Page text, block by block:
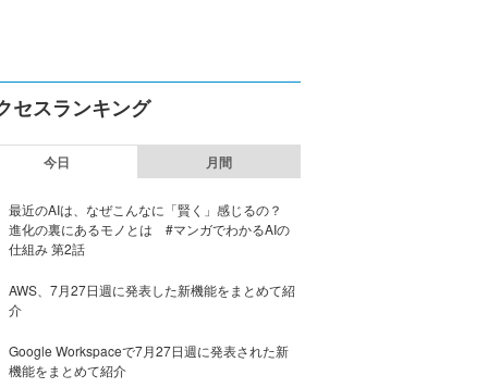
セスランキング
今日 月間
最近のAIは、なぜこんなに「賢く」感じるの？
進化の裏にあるモノとは #マンガでわかるAIの
仕組み 第2話
AWS、7月27日週に発表した新機能をまとめて紹
介
Google Workspaceで7月27日週に発表された新
機能をまとめて紹介